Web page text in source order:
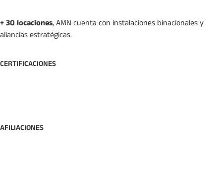
+ 30 locaciones, AMN cuenta con instalaciones binacionales y
aliancias estratégicas.
CERTIFICACIONES
AFILIACIONES